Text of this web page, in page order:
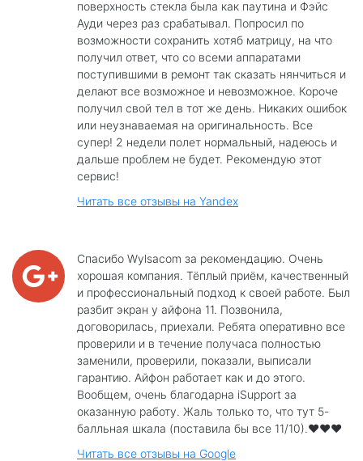
поверхность стекла была как паутина и Фэйс
Ауди через раз срабатывал. Попросил по
возможности сохранить хотяб матрицу, на что
получил ответ, что со всеми аппаратами
поступившими в ремонт так сказать нянчиться и
делают все возможное и невозможное. Короче
получил свой тел в тот же день. Никаких ошибок
или неузнаваемая на оригинальность. Все
супер! 2 недели полет нормальный, надеюсь и
дальше проблем не будет. Рекомендую этот
сервис!
Читать все отзывы на Yandex
Спасибо Wylsacom за рекомендацию. Очень
хорошая компания. Тёплый приём, качественный
и профессиональный подход к своей работе. Был
разбит экран у айфона 11. Позвонила,
договорилась, приехали. Ребята оперативно все
проверили и в течение получаса полностью
заменили, проверили, показали, выписали
гарантию. Айфон работает как и до этого.
Вообщем, очень благодарна iSupport за
оказанную работу. Жаль только то, что тут 5-
балльная шкала (поставила бы все 11/10).❤️❤️❤️
Читать все отзывы на Google